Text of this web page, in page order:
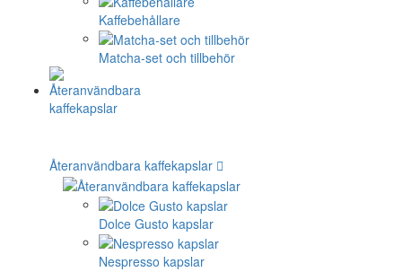
Kaffebehållare
Matcha-set och tillbehör
Återanvändbara kaffekapslar
Dolce Gusto kapslar
Nespresso kapslar